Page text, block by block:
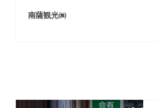
南薩観光㈱